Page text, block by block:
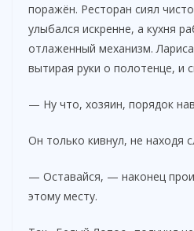
поражён. Ресторан сиял
улыбался искренне, а кухня
отлаженный механизм.
вытирая руки о полотенце, и
— Ну что, хозяин, порядок
Он только кивнул, не находя
— Оставайся, — наконец
этому месту.